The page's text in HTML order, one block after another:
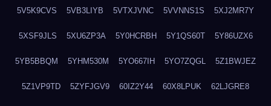
5V5K9CVS 5VB3LIYB 5VTXJVNC 5VVNNS1S 5XJ2MR7Y
5XSF9JLS 5XU6ZP3A 5Y0HCRBH 5Y1QS60T 5Y86UZX6
5YB5BBQM 5YHM530M 5YO667IH 5YO7ZQGL 5Z1BWJEZ
5Z1VP9TD 5ZYFJGV9 60IZ2Y44 60X8LPUK 62LJGRE8